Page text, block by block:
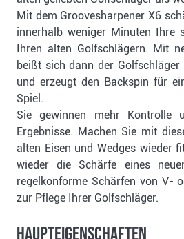
Mit dem Groovesharpener X6
innerhalb weniger Minuten Ihre
Ihren alten Golfschlägern. Mit
beißt sich dann der Golfschläger
und erzeugt den Backspin für
Spiel.
Sie gewinnen mehr Kontrolle
Ergebnisse. Machen Sie mit
alten Eisen und Wedges wieder
wieder die Schärfe eines
regelkonforme Schärfen von V-
zur Pflege Ihrer Golfschläger.